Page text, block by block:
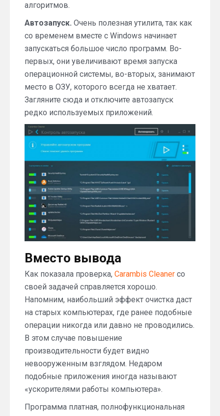
алгоритмов.
Автозапуск. Очень полезная утилита, так как
со временем вместе с Windows начинает
запускаться большое число программ. Во-
первых, они увеличивают время запуска
операционной системы, во-вторых, занимают
место в ОЗУ, которого всегда не хватает.
Загляните сюда и отключите автозапуск
редко используемых приложений.
Вместо вывода
Как показала проверка, Carambis Cleaner со
своей задачей справляется хорошо.
Напомним, наибольший эффект очистка даст
на старых компьютерах, где ранее подобные
операции никогда или давно не проводились.
В этом случае повышение
производительности будет видно
невооруженным взглядом. Недаром
подобные приложения иногда называют
«ускорителями работы компьютера».
Программа платная, полнофункциональная